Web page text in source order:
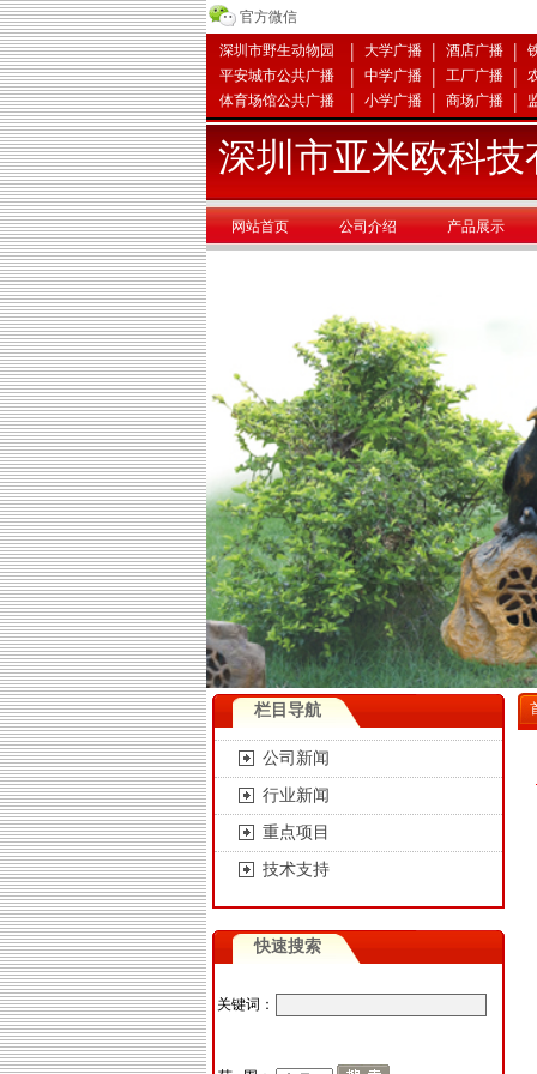
官方微信
深圳市野生动物园
| 大学广播 | 酒店广播 |
平安城市公共广播
| 中学广播 | 工厂广播 |
体育场馆公共广播
| 小学广播 | 商场广播 |
深圳市亚米欧科技
网站首页 公司介绍 产品展示
栏目导航
公司新闻
行业新闻
重点项目
技术支持
快速搜索
关键词：